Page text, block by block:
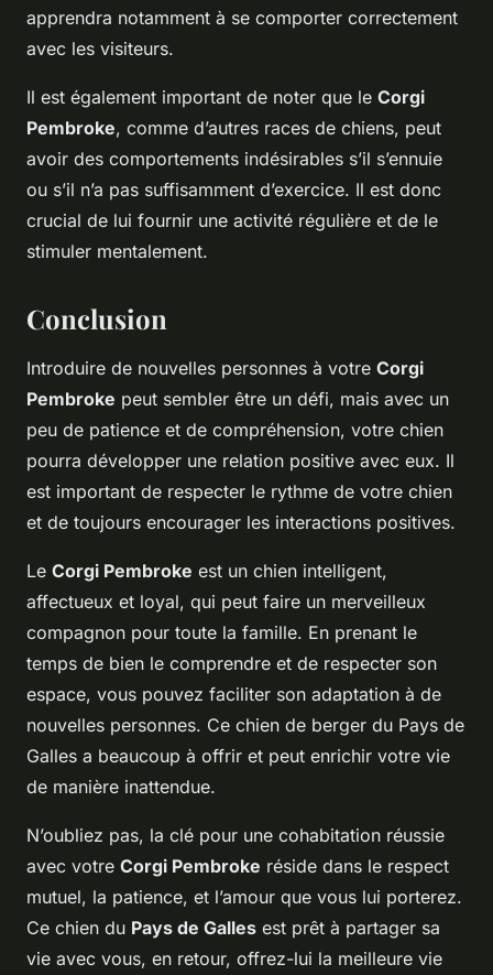
apprendra notamment à se comporter correctement
avec les visiteurs.
Il est également important de noter que le Corgi
Pembroke, comme d’autres races de chiens, peut
avoir des comportements indésirables s’il s’ennuie
ou s’il n’a pas suffisamment d’exercice. Il est donc
crucial de lui fournir une activité régulière et de le
stimuler mentalement.
Conclusion
Introduire de nouvelles personnes à votre Corgi
Pembroke peut sembler être un défi, mais avec un
peu de patience et de compréhension, votre chien
pourra développer une relation positive avec eux. Il
est important de respecter le rythme de votre chien
et de toujours encourager les interactions positives.
Le Corgi Pembroke est un chien intelligent,
affectueux et loyal, qui peut faire un merveilleux
compagnon pour toute la famille. En prenant le
temps de bien le comprendre et de respecter son
espace, vous pouvez faciliter son adaptation à de
nouvelles personnes. Ce chien de berger du Pays de
Galles a beaucoup à offrir et peut enrichir votre vie
de manière inattendue.
N’oubliez pas, la clé pour une cohabitation réussie
avec votre Corgi Pembroke réside dans le respect
mutuel, la patience, et l’amour que vous lui porterez.
Ce chien du Pays de Galles est prêt à partager sa
vie avec vous, en retour, offrez-lui la meilleure vie